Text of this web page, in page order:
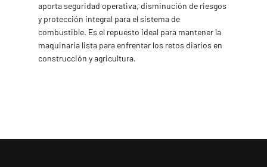
aporta seguridad operativa, disminución de riesgos
y protección integral para el sistema de
combustible. Es el repuesto ideal para mantener la
maquinaria lista para enfrentar los retos diarios en
construcción y agricultura.